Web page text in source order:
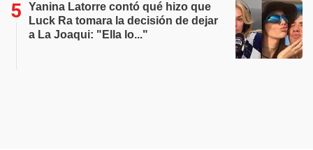
Yanina Latorre contó qué hizo que
Luck Ra tomara la decisión de dejar
a La Joaqui: "Ella lo..."